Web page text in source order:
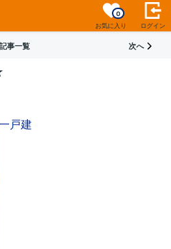
お気に入り
0
ログイン
記事一覧 次へ
戸建